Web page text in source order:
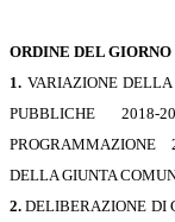
ORDINE DEL GIORNO
1. VARIAZIONE
PUBBLICHE
PROGRAMMAZIONE
DELLA GIUNTA
2. DELIBERAZIONE DI